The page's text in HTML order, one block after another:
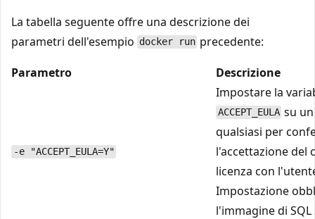
La tabella seguente offre una descrizione dei
parametri dell'esempio docker run precedente:
Parametro
Descrizione
-e "ACCEPT_EULA=Y"
Impostare la
ACCEPT_EULA su
qualsiasi per
l'accettazione del
licenza con
Impostazione
l'immagine di SQL